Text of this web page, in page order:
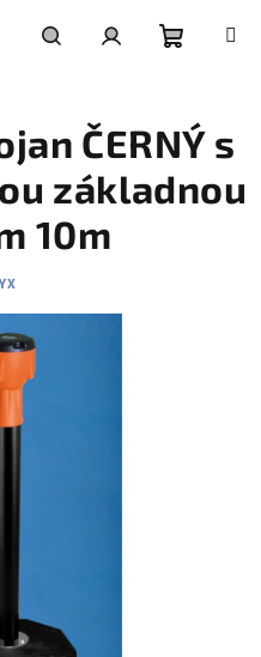
košík
ČERNÝ s
základnou
10m